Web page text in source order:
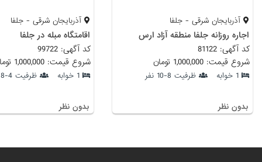
آذربایجان شرقی - جلفا
اجاره روزانه جلفا منطقه آزاد ارس
کد آگهی: 81122
شروع قیمت: 1,000,000 تومان
1 خوابه ظرفیت 8-10 نفر
بدون نظر
آذربایجان شرقی - جلفا
اقامتگاه مبله در جلفا
کد آگهی: 99722
شروع قیمت: 1,000,000 تومان
1 خوابه ظرفیت 4-8 نفر
بدون نظر